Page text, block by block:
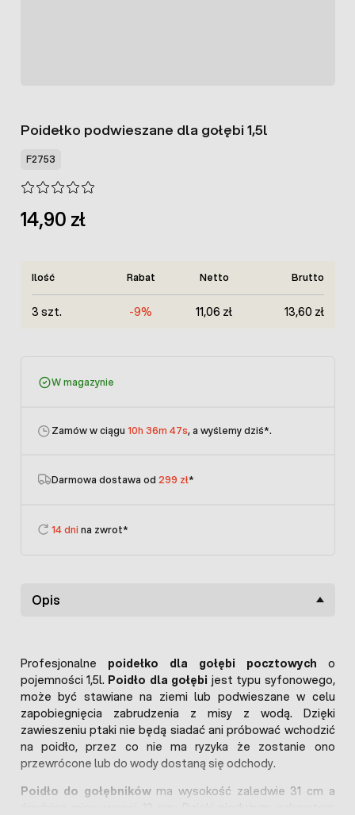
Poidełko podwieszane dla gołębi 1,5l
F2753
14,90 zł
Ilość Rabat Netto Brutto
3 szt. -9% 11,06 zł 13,60 zł
W magazynie
Zamów w ciągu 10h 36m 47s, a wyślemy dziś*.
Darmowa dostawa od 299 zł*
14 dni na zwrot*
Opis
Profesjonalne poidełko dla gołębi pocztowych o
pojemności 1,5l. Poidło dla gołębi jest typu syfonowego,
może być stawiane na ziemi lub podwieszane w celu
zapobiegnięcia zabrudzenia z misy z wodą. Dzięki
zawieszeniu ptaki nie będą siadać ani próbować wchodzić
na poidło, przez co nie ma ryzyka że zostanie ono
przewrócone lub do wody dostaną się odchody.
Poidło do gołębnikówma wysokość zaledwie 31 cm a